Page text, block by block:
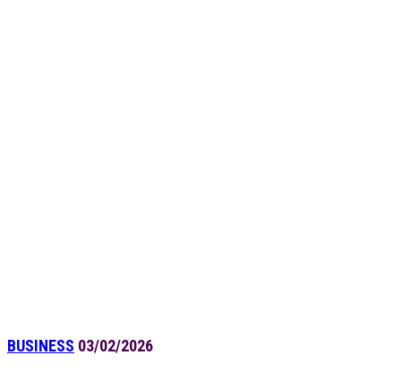
BUSINESS 03/02/2026